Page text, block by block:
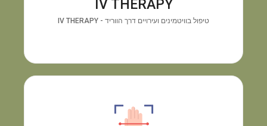
IV THERAPY
טיפול בוויטמינים ועירויים דרך הווריד - IV THERAPY
האנרגיה ושיפור החיוניות תוך זמן קצר.